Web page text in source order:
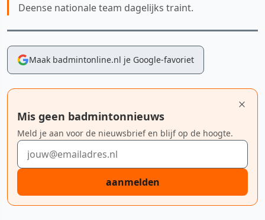
Deense nationale team dagelijks traint.
Maak badmintonline.nl je Google-favoriet
Mis geen badmintonnieuws
Meld je aan voor de nieuwsbrief en blijf op de hoogte.
E-mailadres
aanmelden